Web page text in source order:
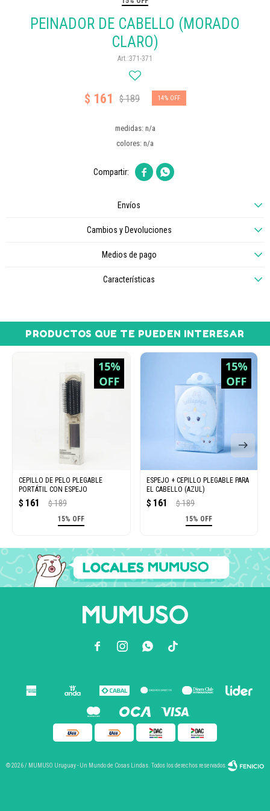
PEINADOR DE CABELLO (MORADO
CLARO)
371-371
$ 161 $189 14
medidas: n/a
colores: n/a
 
Envíos
Cambios y Devoluciones
Medios de pago
Características
PRODUCTOS QUE TE PUEDEN INTERESAR
CEPILLO DE PELO PLEGABLE
PORTÁTIL CON ESPEJO
$ 161 $ 189
15% OFF
ESPEJO + CEPILLO PLEGABLE PARA
EL CABELLO (AZUL)
$ 161 $ 189
15% OFF
  
© 2026 / MUMUSO Uruguay - Un Mundo de Cosas Lindas. Todos los derechos reservados.